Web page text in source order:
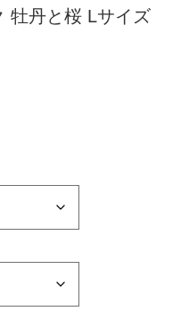
牡丹と桜 Lサイズ